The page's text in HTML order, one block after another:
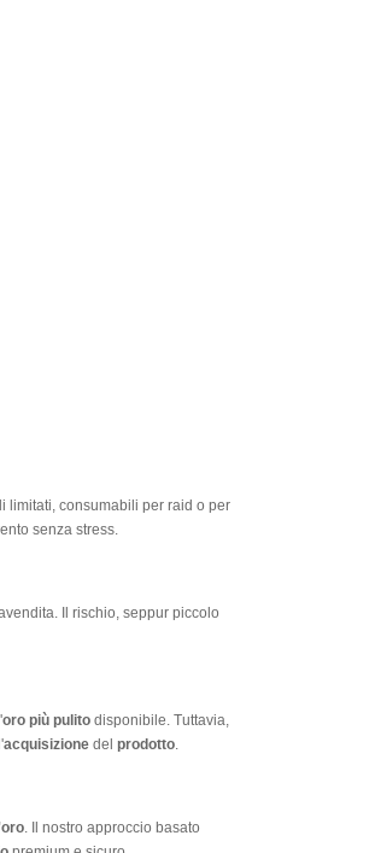
limitati, consumabili per raid o per
senza stress.
Il rischio, seppur piccolo
oro più pulito disponibile. Tuttavia,
acquisizione del prodotto
. Il nostro approccio basato